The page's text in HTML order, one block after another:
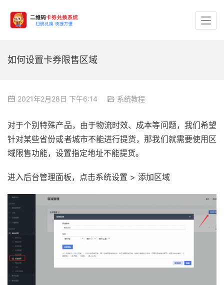
如何设置卡券限售区域
2021年2月28日 下午6:14 系统教程
对于个别特殊产品，由于物流时效、成本等问题，我们希望
针对某些省份或者城市不能进行提货，那我们就需要使用区
域限售功能，设置指定地址不能提货。
进入后台管理面板，点击系统设置 > 添加区域